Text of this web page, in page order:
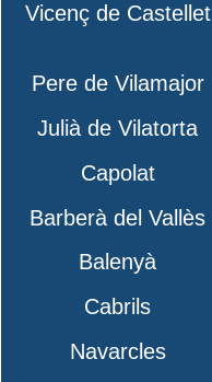
Vicenç de Castellet
Pere de Vilamajor
Julià de Vilatorta
Capolat
Barberà del Vallès
Balenyà
Cabrils
Navarcles